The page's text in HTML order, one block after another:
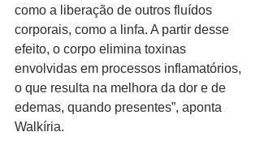
como a liberação de outros fluídos
corporais, como a linfa. A partir desse
efeito, o corpo elimina toxinas
envolvidas em processos inflamatórios,
o que resulta na melhora da dor e de
edemas, quando presentes”, aponta
Walkíria.